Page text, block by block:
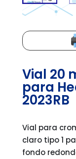
Vial 20
para
2023RB
Vial para
claro tipo 1
fondo